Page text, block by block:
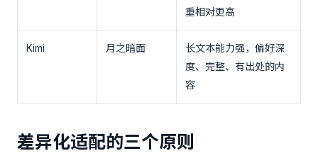
重相对更高
Kimi 月之暗面
长文本能力强，偏好深
度、完整、有出处的内
容
差异化适配的三个原则